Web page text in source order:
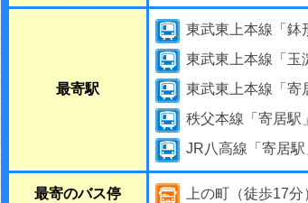
最寄駅
東武東上本線「鉢
東武東上本線「玉
東武東上本線「寄
秩父本線「寄居駅
JR八高線「寄居駅
最寄のバス停 上の町（徒歩17分